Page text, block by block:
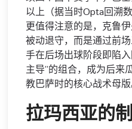
以上（据当时Opta回溯
更值得注意的是，克鲁
被动退守，而是通过前
手在后场出球阶段即陷
主导”的组合，成为后来
教巴萨时的核心战术母版
拉玛西亚的